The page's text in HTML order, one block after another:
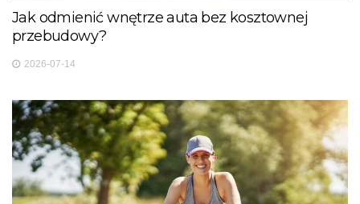
Jak odmienić wnętrze auta bez kosztownej
przebudowy?
2026-07-14